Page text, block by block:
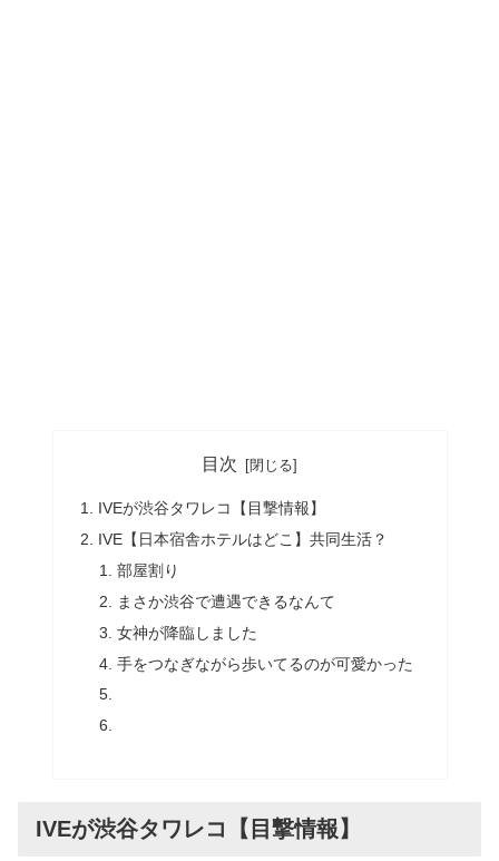
目次
IVEが渋谷タワレコ【目撃情報】
IVE【日本宿舎ホテルはどこ】共同生活？
部屋割り
まさか渋谷で遭遇できるなんて
女神が降臨しました
手をつなぎながら歩いてるのが可愛かった
IVEが渋谷タワレコ【目撃情報】